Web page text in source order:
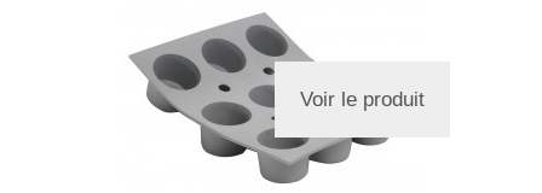
Voir le produit